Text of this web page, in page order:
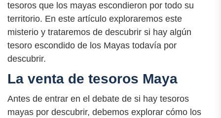
tesoros que los mayas escondieron por todo su
territorio. En este artículo exploraremos este
misterio y trataremos de descubrir si hay algún
tesoro escondido de los Mayas todavía por
descubrir.
La venta de tesoros Maya
Antes de entrar en el debate de si hay tesoros
mayas por descubrir, debemos explorar cómo los